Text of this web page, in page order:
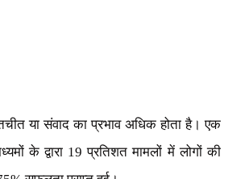
या संवाद का प्रभाव अधिक होता है। एक
के द्वारा 19 प्रतिशत मामलों में लोगों की